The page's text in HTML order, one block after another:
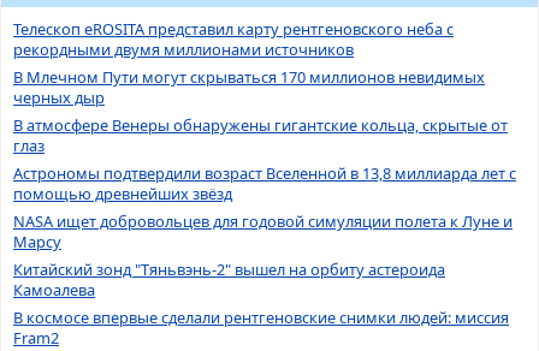
Телескоп eROSITA представил карту рентгеновского неба с
рекордными двумя миллионами источников
В Млечном Пути могут скрываться 170 миллионов невидимых
черных дыр
В атмосфере Венеры обнаружены гигантские кольца, скрытые от
глаз
Астрономы подтвердили возраст Вселенной в 13,8 миллиарда лет с
помощью древнейших звёзд
NASA ищет добровольцев для годовой симуляции полета к Луне и
Марсу
Китайский зонд "Тяньвэнь-2" вышел на орбиту астероида
Камоалева
В космосе впервые сделали рентгеновские снимки людей: миссия
Fram2